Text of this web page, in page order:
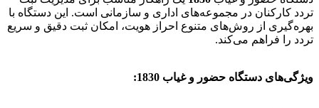
تردد کارکنان در مجموعه‌های اداری و سازمانی است. این دستگاه با
بهره‌گیری از روش‌های متنوع احراز هویت، امکان ثبت دقیق و سریع
تردد را فراهم می‌کند.
ویژگی‌های دستگاه حضور و غیاب 1830: